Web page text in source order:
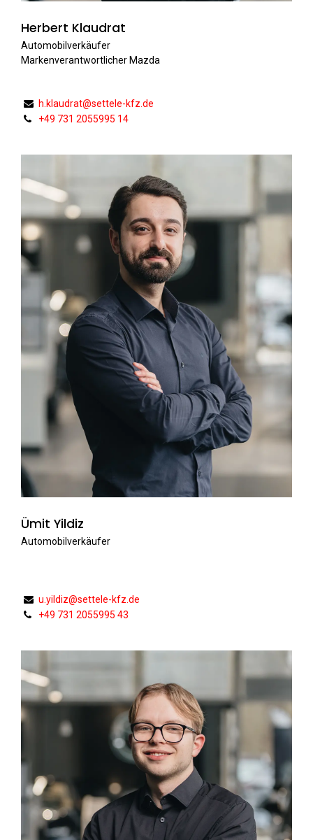
Herbert Klaudrat
Automobilverkäufer
Markenverantwortlicher Mazda
h.klaudrat@settele-kfz.de
+49 731 2055995 14
Ümit Yildiz
Automobilverkäufer
u.yildiz@settele-kfz.de
+49 731 2055995 43